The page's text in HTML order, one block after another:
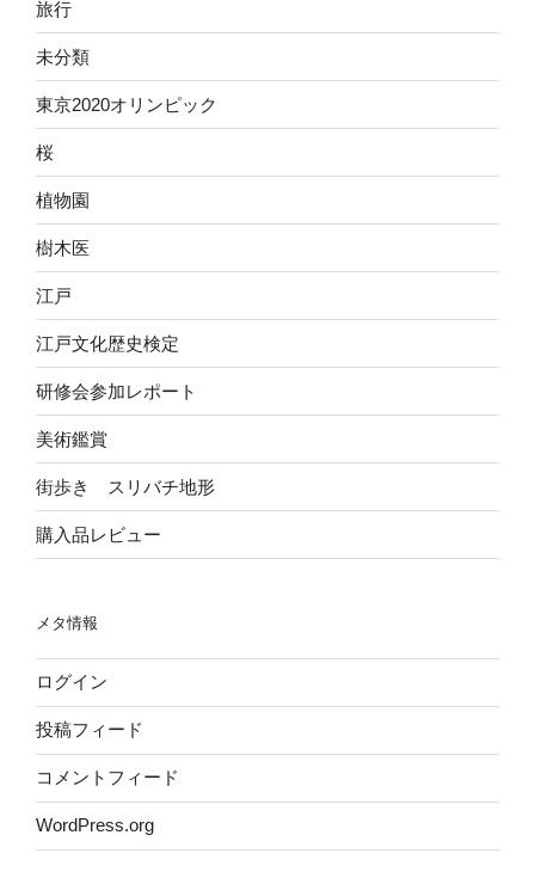
旅行
未分類
東京2020オリンピック
桜
植物園
樹木医
江戸
江戸文化歴史検定
研修会参加レポート
美術鑑賞
街歩き スリバチ地形
購入品レビュー
メタ情報
ログイン
投稿フィード
コメントフィード
WordPress.org